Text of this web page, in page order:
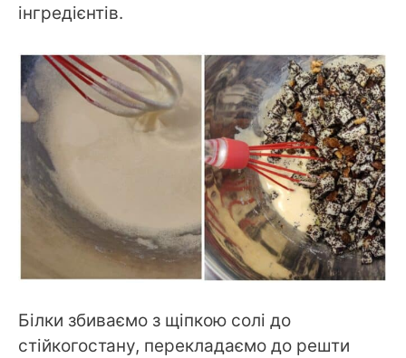
інгредієнтів.
Білки збиваємо з щіпкою солі до
стійкогостану, перекладаємо до решти